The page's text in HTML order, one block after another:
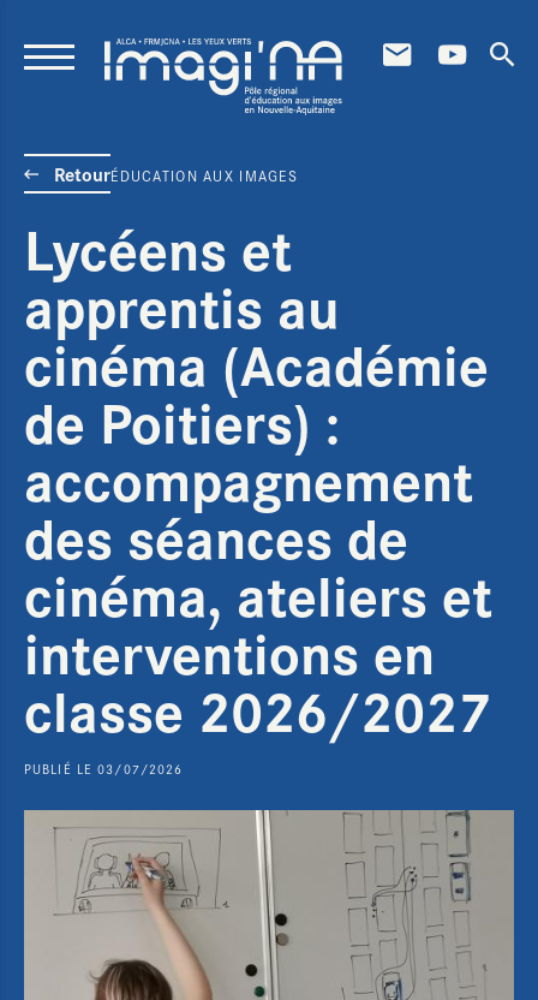
RetourÉDUCATION AUX IMAGES
Lycéens et
apprentis au
cinéma (Académie
de Poitiers) :
accompagnement
des séances de
cinéma, ateliers et
interventions en
classe 2026/2027
PUBLIÉ LE 03/07/2026